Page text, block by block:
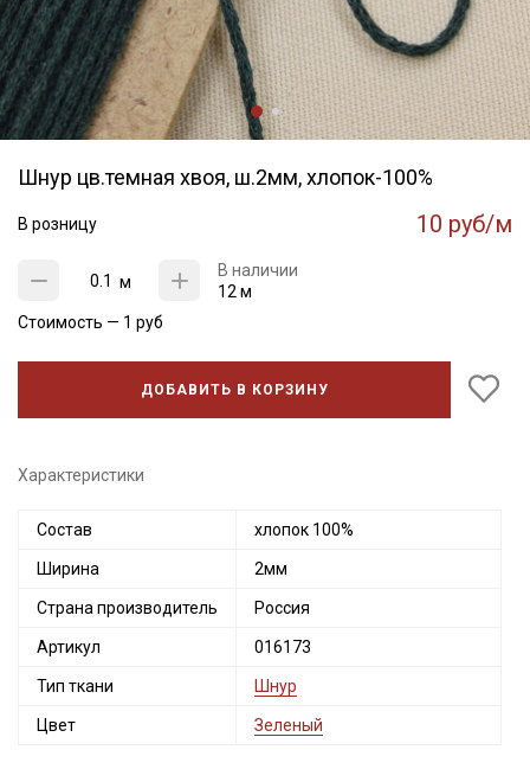
Шнур цв.темная хвоя, ш.2мм, хлопок-100%
В розницу 10 руб/м
м
В наличии
12 м
Стоимость — 1 руб
ДОБАВИТЬ В КОРЗИНУ
Характеристики
Состав хлопок 100%
Ширина 2мм
Страна производитель Россия
Артикул 016173
Тип ткани Шнур
Цвет Зеленый
Секретная рассылка от Купава
промокоды и скидки до 30% на узкие
категории тканей
Электронная почта